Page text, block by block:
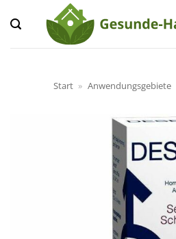
Inhalt
springen
Start » Anwendungsgebiete